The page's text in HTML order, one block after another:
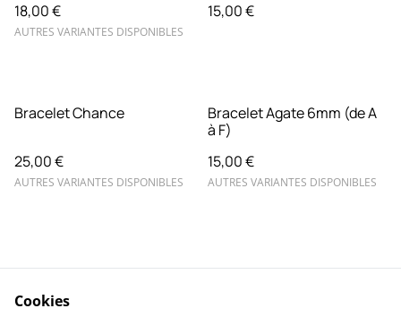
18,00 €
AUTRES VARIANTES DISPONIBLES
15,00 €
Bracelet Chance
25,00 €
AUTRES VARIANTES DISPONIBLES
Bracelet Agate 6mm (de A
à F)
15,00 €
AUTRES VARIANTES DISPONIBLES
Cookies